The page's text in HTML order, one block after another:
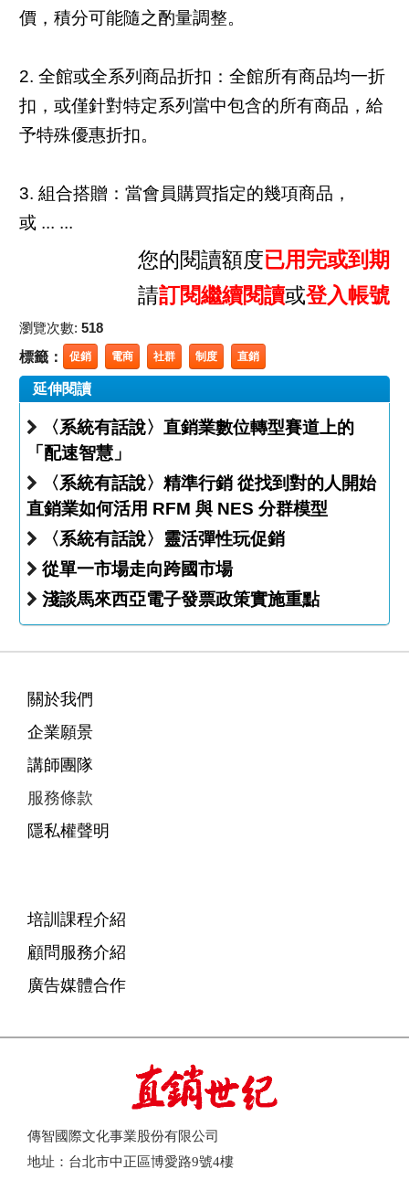
價，積分可能隨之酌量調整。
2. 全館或全系列商品折扣：全館所有商品均一折
扣，或僅針對特定系列當中包含的所有商品，給
予特殊優惠折扣。
3. 組合搭贈：當會員購買指定的幾項商品，
或 ... ...
您的閱讀額度已用完或到期
請訂閱繼續閱讀或登入帳號
瀏覽次數: 518
標籤： 促銷 電商 社群 制度 直銷
延伸閱讀
〈系統有話說〉直銷業數位轉型賽道上的
「配速智慧」
〈系統有話說〉精準行銷 從找到對的人開始
直銷業如何活用 RFM 與 NES 分群模型
〈系統有話說〉靈活彈性玩促銷
從單一市場走向跨國市場
淺談馬來西亞電子發票政策實施重點
關於我們
企業願景
講師團隊
服務條款
隱私權聲明
培訓課程介紹
顧問服務介紹
廣告媒體合作
傳智國際文化事業股份有限公司
地址：台北市中正區博愛路9號4樓